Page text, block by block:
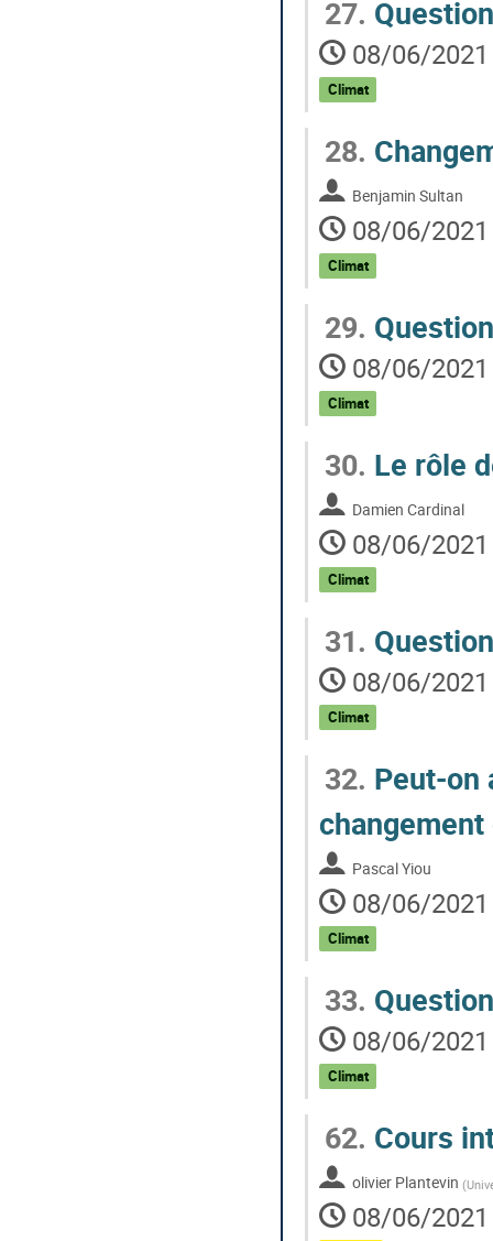
27.
08/06/
Climat
28.
Benjamin Sultan
08/06/
Climat
29.
08/06/
Climat
30. Le rôle
Damien Cardinal
08/06/
Climat
31.
08/06/
Climat
32. Peut-on
Pascal Yiou
08/06/
Climat
33.
08/06/
Climat
62. Cours
olivier Plantevin (
08/06/